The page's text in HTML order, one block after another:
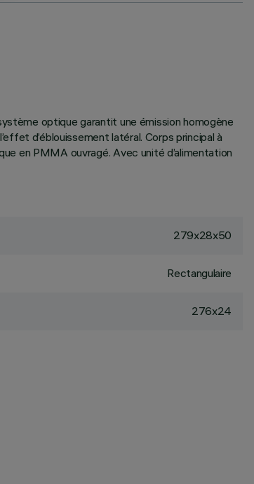
optique garantit une émission homogène
d’éblouissement latéral. Corps principal à
en PMMA ouvragé. Avec unité d’alimentation
279x28x50
Rectangulaire
276x24